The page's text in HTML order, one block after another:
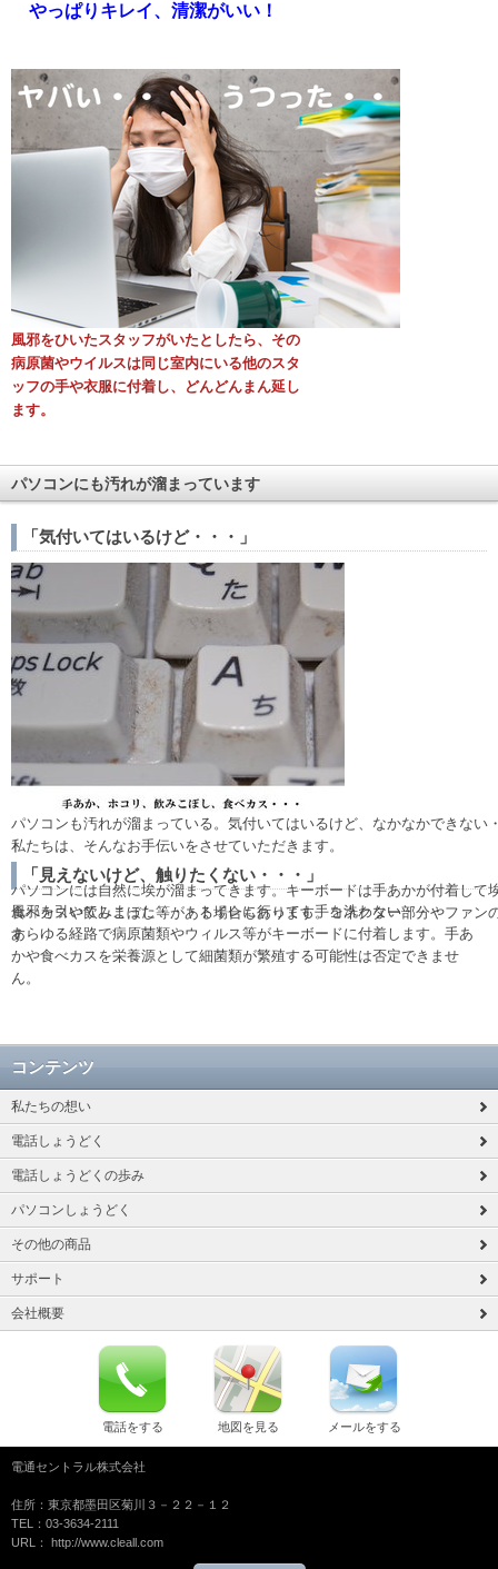
やっぱりキレイ、清潔がいい！
風邪をひいたスタッフがいたとしたら、その
病原菌やウイルスは同じ室内にいる他のスタ
ッフの手や衣服に付着し、どんどんまん延し
ます。
パソコンにも汚れが溜まっています
「気付いてはいるけど・・・」
パソコンも汚れが溜まっている。気付いてはいるけど、なかなかできない
私たちは、そんなお手伝いをさせていただきます。
パソコンには自然に埃が溜まってきます。キーボードは手あかが付着し
食べカスや飲みこぼし等がある場合もあります。コネクター部分やファ
す
「見えないけど、触りたくない・・・」
風邪を引いてしまった・・・トイレに行っても手を洗わない・・・
あらゆる経路で病原菌類やウィルス等がキーボードに付着します。手あ
かや食べカスを栄養源として細菌類が繁殖する可能性は否定できませ
ん。
コンテンツ
私たちの想い
電話しょうどく
電話しょうどくの歩み
パソコンしょうどく
その他の商品
サポート
会社概要
電話をする 地図を見る メールをする
電通セントラル株式会社
住所：東京都墨田区菊川３－２２－１２
TEL：03-3634-2111
URL： http://www.cleall.com